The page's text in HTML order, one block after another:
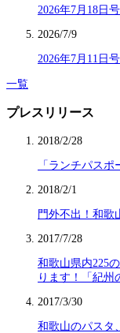
2026年7月18日号
2026/7/9
2026年7月11日号
一覧
プレスリリース
2018/2/28
「ランチパス
2018/2/1
門外不出！和歌
2017/7/28
和歌山県内225
ります！「紀州
2017/3/30
和歌山のパスタ